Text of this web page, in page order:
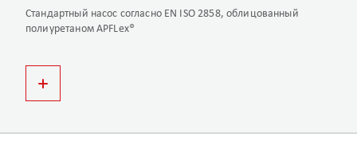
Стандартный насос согласно EN ISO 2858, облицованный
полиуретаном APFLex®